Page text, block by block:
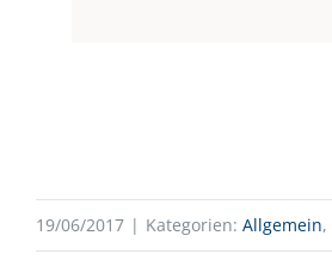
19/06/2017 | Kategorien: Allgemein,